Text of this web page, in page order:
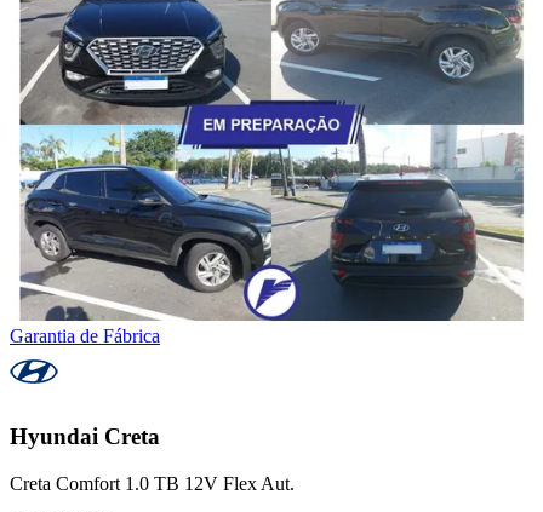
Garantia de Fábrica
Hyundai Creta
Creta Comfort 1.0 TB 12V Flex Aut.